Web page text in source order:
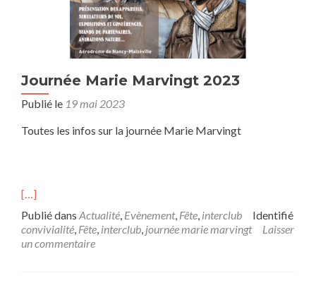
Journée Marie Marvingt 2023
Publié le 19 mai 2023
Toutes les infos sur la journée Marie Marvingt
[…]
Publié dans Actualité, Evènement, Fête, interclub
Identifié
convivialité, Fête, interclub, journée marie marvingt
Laisser
un commentaire